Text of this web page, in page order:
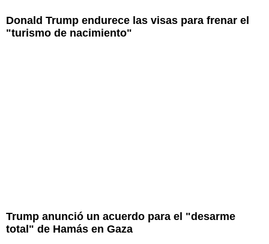
Donald Trump endurece las visas para frenar el
"turismo de nacimiento"
Trump anunció un acuerdo para el "desarme
total" de Hamás en Gaza